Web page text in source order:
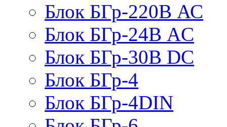
Блок БГр-220В АС
Блок БГр-24В AC
Блок БГр-30В DC
Блок БГр-4
Блок БГр-4DIN